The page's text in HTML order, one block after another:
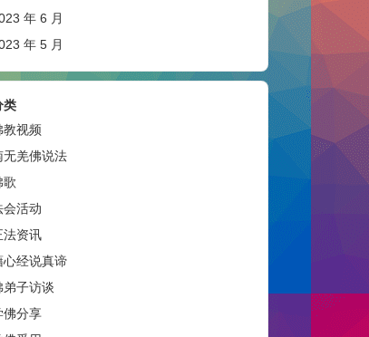
年 6 月
年 5 月
类
教视频
无羌佛说法
歌
会活动
法资讯
心经说真谛
弟子访谈
佛分享